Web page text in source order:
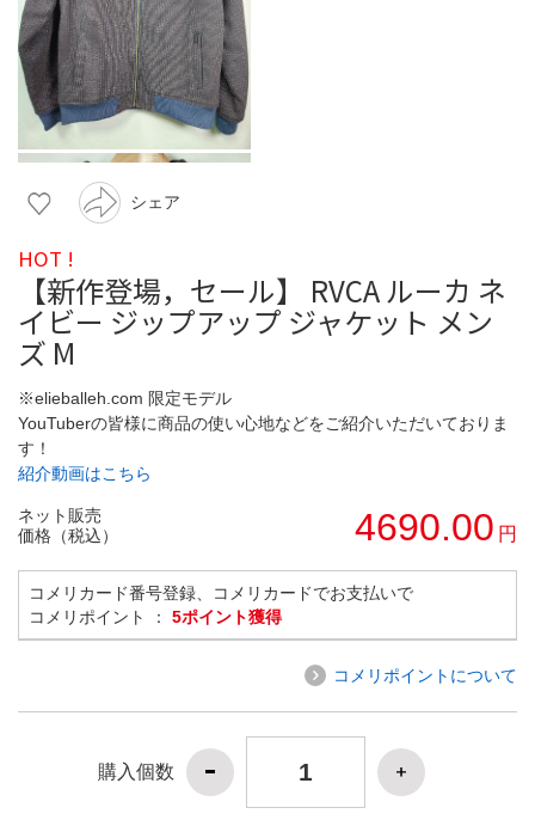
シェア
HOT !
【新作登場，セール】 RVCA ルーカ ネ
イビー ジップアップ ジャケット メン
ズ M
※elieballeh.com 限定モデル
YouTuberの皆様に商品の使い心地などをご紹介いただいておりま
す！
紹介動画はこちら
ネット販売
価格（税込）
4690.00 円
コメリカード番号登録、コメリカードでお支払いで
コメリポイント ： 5ポイント獲得
コメリポイントについて
購入個数